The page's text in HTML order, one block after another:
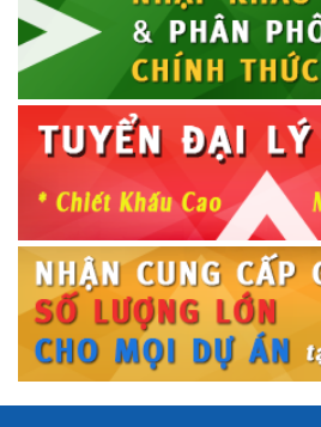
GIÁ TREO TIVI GÓC ĐA NĂNG
Giá gốc:750 000
550 000